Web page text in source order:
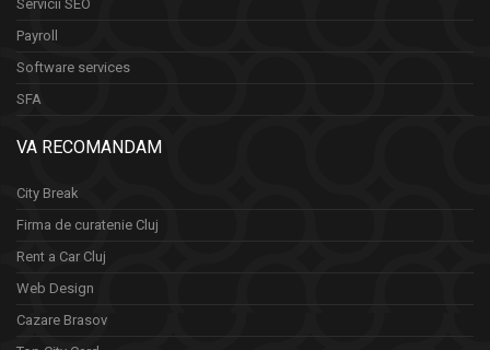
Servicii SEO
Payroll
Software services
SFA
VA RECOMANDAM
City Break
Firma de curatenie Cluj
Rent a Car Cluj
Web Design
Cazare Brasov